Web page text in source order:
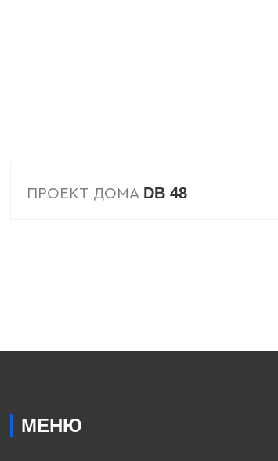
ПРОЕКТ ДОМА DB 48
МЕНЮ